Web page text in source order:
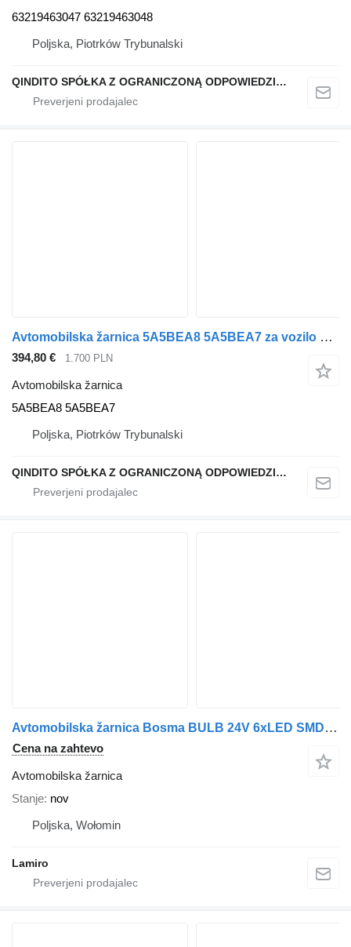
63219463047 63219463048
Poljska, Piotrków Trybunalski
QINDITO SPÓŁKA Z OGRANICZONĄ ODPOWIEDZIALNOŚCIĄ
Avtomobilska žarnica 5A5BEA8 5A5BEA7 za vozilo BMW X7 G07
394,80 € 1.700 PLN
Avtomobilska žarnica
5A5BEA8 5A5BEA7
Poljska, Piotrków Trybunalski
QINDITO SPÓŁKA Z OGRANICZONĄ ODPOWIEDZIALNOŚCIĄ
Avtomobilska žarnica Bosma BULB 24V 6xLED SMD5050 SV8.5 15x41 6000K DOUBLE POLARITY CANBUS za vozilo
Cena na zahtevo
Avtomobilska žarnica
Stanje nov
Poljska, Wołomin
Lamiro